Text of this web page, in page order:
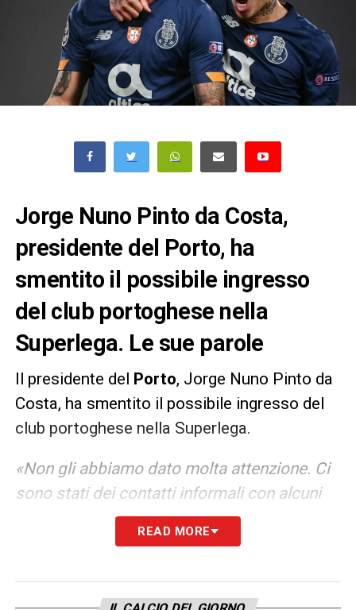
Jorge Nuno Pinto da Costa,
presidente del Porto, ha
smentito il possibile ingresso
del club portoghese nella
Superlega. Le sue parole
Il presidente del Porto, Jorge Nuno Pinto da
Costa, ha smentito il possibile ingresso del
club portoghese nella Superlega.
«Non gli abbiamo dato molta attenzione. Ci
sono stati dei contatti informali con alcuni
club, ma non abbiamo dato particolare
attenzione alla cosa. Per due ragioni: la
READ MORE